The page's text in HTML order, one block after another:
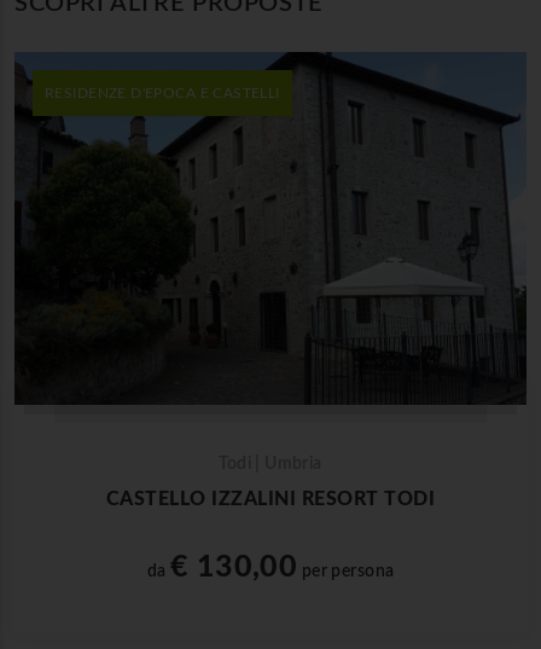
RESIDENZE D'EPOCA E CASTELLI
CASTELLO IZZALINI RESORT TODI
da € 130,00 per persona